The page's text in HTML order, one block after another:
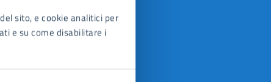
sito, e cookie analitici per
e su come disabilitare i